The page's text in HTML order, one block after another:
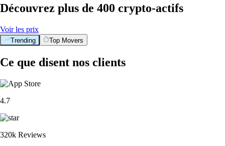
Découvrez plus de 400 crypto-actifs
Voir les prix
Trending Top Movers
Ce que disent nos clients
4.7
320k Reviews